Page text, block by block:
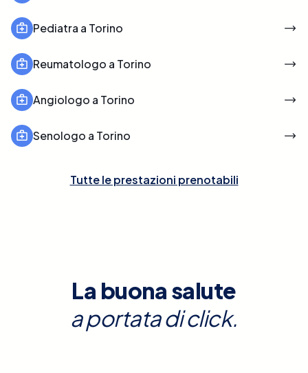
Pediatra a Torino
Reumatologo a Torino
Angiologo a Torino
Senologo a Torino
Tutte le prestazioni prenotabili
La buona salute
a portata di click.